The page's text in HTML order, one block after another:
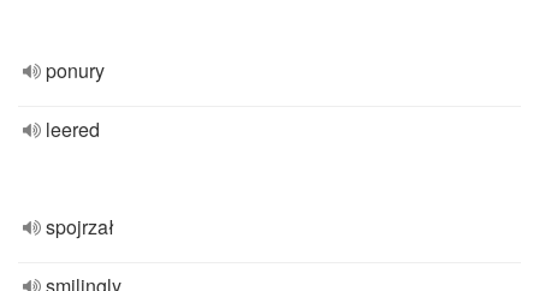
ponury
leered
spojrzał